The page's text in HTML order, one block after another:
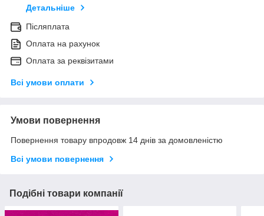
Детальніше
Післяплата
Оплата на рахунок
Оплата за реквізитами
Всі умови оплати
Умови повернення
Повернення товару впродовж 14 днів за домовленістю
Всі умови повернення
Подібні товари компанії